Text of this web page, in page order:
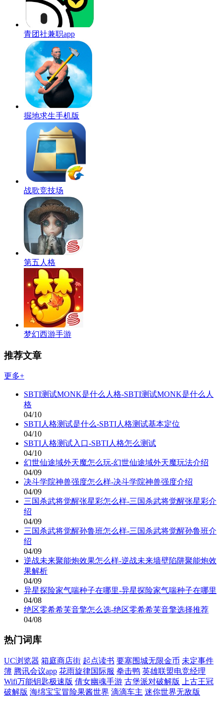
青团社兼职app
掘地求生手机版
战歌竞技场
第五人格
梦幻西游手游
推荐文章
更多+
SBTI测试MONK是什么人格-SBTI测试MONK是什么人
格
04/10
SBTI人格测试是什么-SBTI人格测试基本定位
04/10
SBTI人格测试入口-SBTI人格怎么测试
04/10
幻世仙途域外天魔怎么玩-幻世仙途域外天魔玩法介绍
04/09
决斗学院神兽强度怎么样-决斗学院神兽强度介绍
04/09
三国杀武将觉醒张星彩怎么样-三国杀武将觉醒张星彩介
绍
04/09
三国杀武将觉醒孙鲁班怎么样-三国杀武将觉醒孙鲁班介
绍
04/09
逆战未来聚能炮效果怎么样-逆战未来墙壁陷阱聚能炮效
果解析
04/09
异星探险家气喘种子在哪里-异星探险家气喘种子在哪里
04/08
绝区零希希芙音擎怎么选-绝区零希希芙音擎选择推荐
04/08
热门词库
UC浏览器 箱庭商店街 起点读书 要塞围城无限金币 未定事件
簿 腾讯会议app 花雨旋律国际服 拳击鸭 英雄联盟电竞经理
Wifi万能钥匙极速版 倩女幽魂手游 古堡派对破解版
上古王冠
破解版 海绵宝宝冒险果酱世界 滴滴车主 迷你世界无敌版